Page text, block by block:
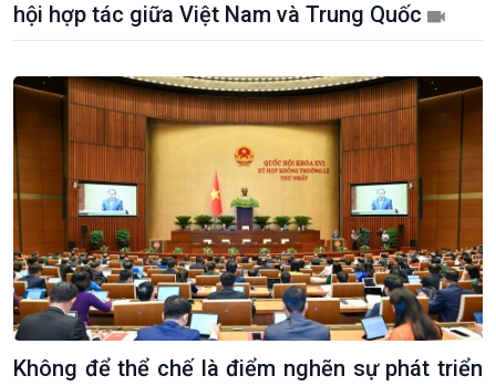
hội hợp tác giữa Việt Nam và Trung Quốc
Không để thể chế là điểm nghẽn sự phát triển